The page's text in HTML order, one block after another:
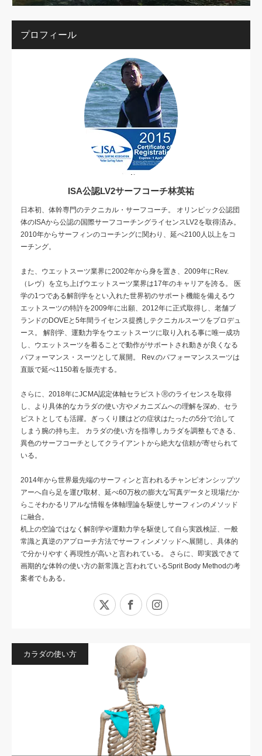
プロフィール
ISA公認LV2サーフコーチ林英祐
日本初、体幹専門のテクニカル・サーフコーチ。 オリンピック公認団
体のISAから公認の国際サーフコーチングライセンスLV2を取得済み。
2010年からサーフィンのコーチングに関わり、延べ2100人以上をコ
ーチング。
また、ウエットスーツ業界に2002年から身を置き、2009年にRev.
（レヴ）を立ち上げウエットスーツ業界は17年のキャリアを誇る。 医
学の1つである解剖学をとい入れた世界初のサポート機能を備えるウ
エットスーツの特許を2009年に出願、2012年に正式取得し、老舗ブ
ランドのDOVEと5年間ライセンス提携しテクニカルスーツをプロデュ
ース。 解剖学、運動力学をウエットスーツに取り入れる事に唯一成功
し、ウエットスーツを着ることで動作がサポートされ動きが良くなる
パフォーマンス・スーツとして展開。 Rev.のパフォーマンススーツは
直販で延べ1150着を販売する。
さらに、2018年にJCMA認定体軸セラピストⓇのライセンスを取得
し、より具体的なカラダの使い方やメカニズムへの理解を深め、セラ
ピストとしても活躍。ぎっくり腰はどの症状はたったの5分で治して
しまう腕の持ち主。 カラダの使い方を指導しカラダを調整もできる、
異色のサーフコーチとしてクライアントから絶大な信頼が寄せられて
いる。
2014年から世界最先端のサーフィンと言われるチャンピオンシップツ
アーへ自ら足を運び取材、延べ60万枚の膨大な写真データと現場だか
らこそわかるリアルな情報を体軸理論を駆使しサーフィンのメソッド
に融合。
机上の空論ではなく解剖学や運動力学を駆使して自ら実践検証、一般
常識と真逆のアプローチ方法でサーフィンメソッドへ展開し、具体的
で分かりやすく再現性が高いと言われている。 さらに、即実践できて
画期的な体幹の使い方の新常識と言われているSprit Body Methodの考
案者でもある。
Facebook
カラダの使い方